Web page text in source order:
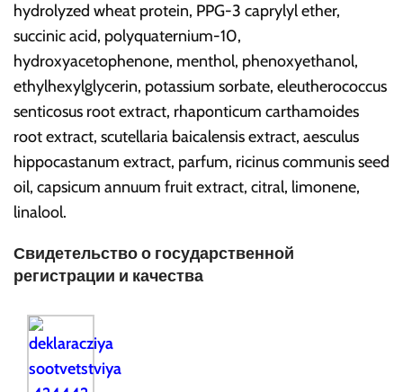
hydrolyzed wheat protein, PPG-3 caprylyl ether,
succinic acid, polyquaternium-10,
hydroxyacetophenone, menthol, phenoxyethanol,
ethylhexylglycerin, potassium sorbate, eleutherococcus
senticosus root extract, rhaponticum carthamoides
root extract, scutellaria baicalensis extract, aesculus
hippocastanum extract, parfum, ricinus communis seed
oil, capsicum annuum fruit extract, citral, limonene,
linalool.
Свидетельство о государственной
регистрации и качества